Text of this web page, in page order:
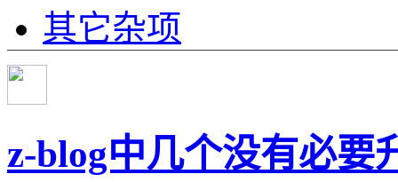
其它杂项
z-blog中几个没有必要